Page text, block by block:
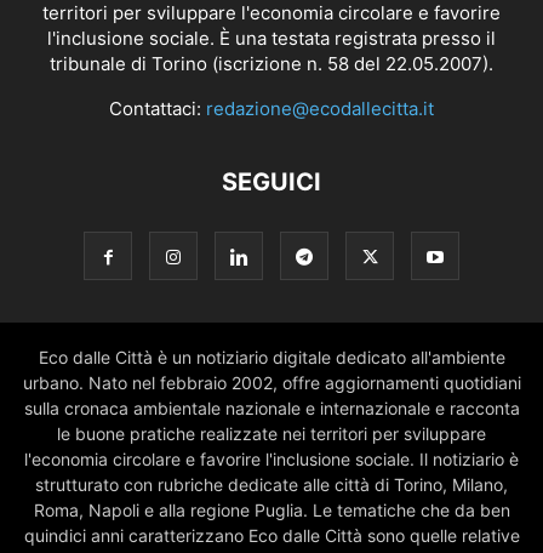
territori per sviluppare l'economia circolare e favorire
l'inclusione sociale. È una testata registrata presso il
tribunale di Torino (iscrizione n. 58 del 22.05.2007).
Contattaci: redazione@ecodallecitta.it
SEGUICI
Eco dalle Città è un notiziario digitale dedicato all'ambiente
urbano. Nato nel febbraio 2002, offre aggiornamenti quotidiani
sulla cronaca ambientale nazionale e internazionale e racconta
le buone pratiche realizzate nei territori per sviluppare
l'economia circolare e favorire l'inclusione sociale. Il notiziario è
strutturato con rubriche dedicate alle città di Torino, Milano,
Roma, Napoli e alla regione Puglia. Le tematiche che da ben
quindici anni caratterizzano Eco dalle Città sono quelle relative